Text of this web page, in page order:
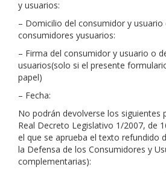
y usuarios:
– Domicilio del consumidor y usuario
consumidores yusuarios:
– Firma del consumidor y usuario o
usuarios(solo si el presente
papel)
– Fecha:
No podrán devolverse los siguientes
Real Decreto Legislativo 1/2007, de
el que se aprueba el texto refundido
la Defensa de los Consumidores y
complementarias):